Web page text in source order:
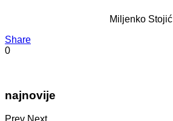
Miljenko Stojić
Share
0
najnovije
Prev Next